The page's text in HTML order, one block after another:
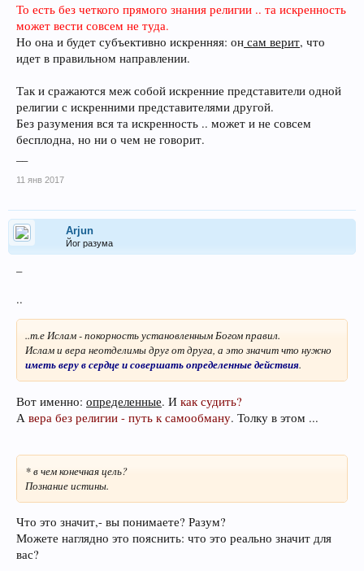
То есть без четкого прямого знания религии .. та искренность
может вести совсем не туда.
Но она и будет субъективно искренняя: он сам верит, что
идет в правильном направлении.
Так и сражаются меж собой искренние представители одной
религии с искренними представителями другой.
Без разумения вся та искренность .. может и не совсем
бесплодна, но ни о чем не говорит.
11 янв 2017
Arjun
Йог разума
..
..т.е Ислам - покорность установленным Богом правил.
Ислам и вера неотделимы друг от друга, а это значит что нужно
иметь веру в сердце и совершать определенные действия.
Вот именно: определенные. И как судить?
А вера без религии - путь к самообману. Толку в этом ...
* в чем конечная цель?
Познание истины.
Что это значит,- вы понимаете? Разум?
Можете наглядно это пояснить: что это реально значит для
вас?